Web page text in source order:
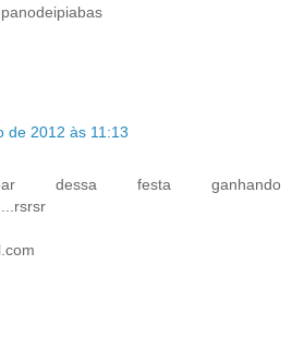
de 2012 às 11:13
dessa festa ganhando